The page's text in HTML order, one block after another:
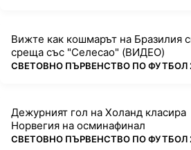
Вижте как кошмарът на Бразилия
среща със "Селесао" (ВИДЕО)
ПОВЕЧЕ ОТ
СВЕТОВНО ПЪРВЕНСТВО ПО ФУТБОЛ
Дежурният гол на Холанд класира
Норвегия на осминафинал
ПОВЕЧЕ ОТ
СВЕТОВНО ПЪРВЕНСТВО ПО ФУТБОЛ